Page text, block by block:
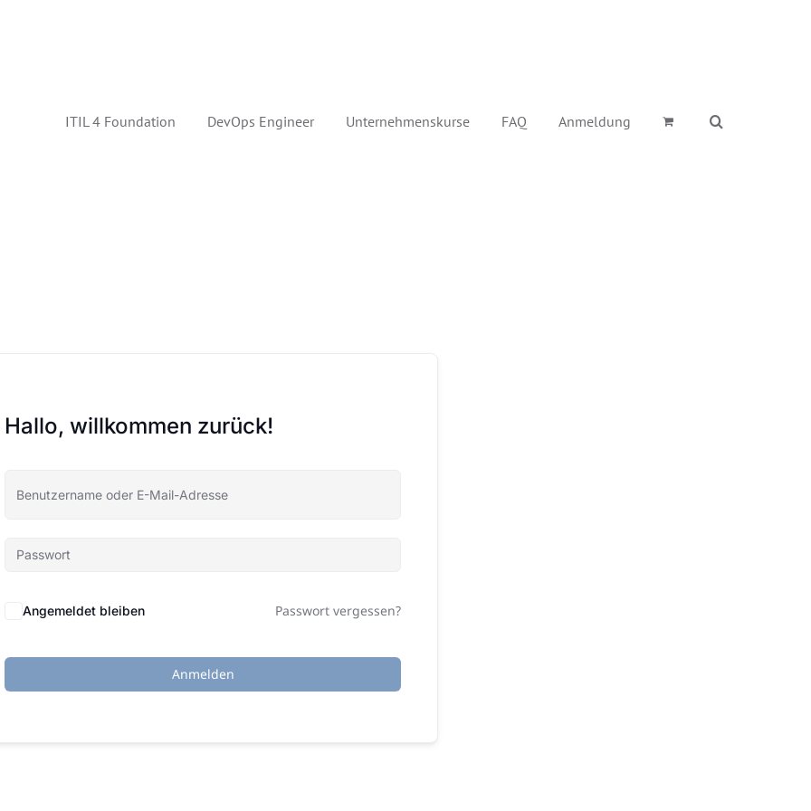
ITIL 4 Foundation DevOps Engineer Unternehmenskurse FAQ Anmeldung
Hallo, willkommen zurück!
Angemeldet bleiben Passwort vergessen?
Anmelden